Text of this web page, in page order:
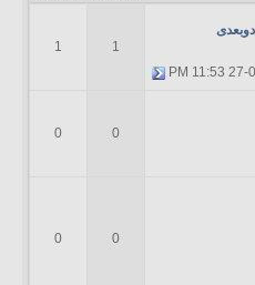
27-
11:53 PM
1
1
0
0
0
0